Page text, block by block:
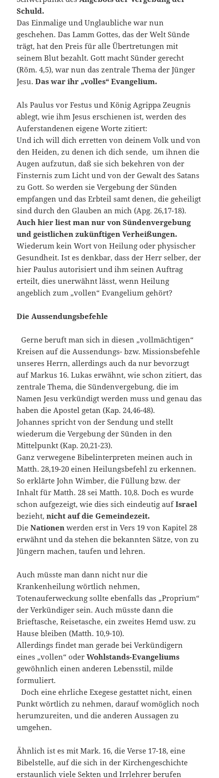
Schuld.
Das Einmalige und Unglaubliche war nun
geschehen. Das Lamm Gottes, das der Welt Sünde
trägt, hat den Preis für alle Übertretungen mit
seinem Blut bezahlt. Gott macht Sünder gerecht
(Röm. 4,5), war nun das zentrale Thema der Jünger
Jesu.Das war ihr „volles“ Evangelium.
Als Paulus vor Festus und König Agrippa Zeugnis
ablegt, wie ihm Jesus erschienen ist, werden des
Auferstandenen eigene Worte zitiert:
Und ich will dich erretten von deinem Volk und von
den Heiden, zu denen ich dich sende, um ihnen die
Augen aufzutun, daß sie sich bekehren von der
Finsternis zum Licht und von der Gewalt des Satans
zu Gott. So werden sie Vergebung der Sünden
empfangen und das Erbteil samt denen, die geheiligt
sind durch den Glauben an mich (Apg. 26,17-18).
Auch hier liest man nur von Sündenvergebung
und geistlichen zukünftigen Verheißungen.
Wiederum kein Wort von Heilung oder physischer
Gesundheit. Ist es denkbar, dass der Herr selber, der
hier Paulus autorisiert und ihm seinen Auftrag
erteilt, dies unerwähnt lässt, wenn Heilung
angeblich zum „vollen“ Evangelium gehört?
Die Aussendungsbefehle
Gerne beruft man sich in diesen „vollmächtigen“
Kreisen auf die Aussendungs- bzw. Missionsbefehle
unseres Herrn, allerdings auch da nur bevorzugt
auf Markus 16. Lukas erwähnt, wie schon zitiert, das
zentrale Thema, die Sündenvergebung, die im
Namen Jesu verkündigt werden muss und genau das
haben die Apostel getan (Kap. 24,46-48).
Johannes spricht von der Sendung und stellt
wiederum die Vergebung der Sünden in den
Mittelpunkt (Kap. 20,21-23).
Ganz verwegene Bibelinterpreten meinen auch in
Matth. 28,19-20 einen Heilungsbefehl zu erkennen.
So erklärte John Wimber, die Füllung bzw. der
Inhalt für Matth. 28 sei Matth. 10,8. Doch es wurde
schon aufgezeigt, wie dies sich eindeutig aufIsrael
bezieht,nicht auf die Gemeindezeit.
DieNationen werden erst in Vers 19 von Kapitel 28
erwähnt und da stehen die bekannten Sätze, von zu
Jüngern machen, taufen und lehren.
Auch müsste man dann nicht nur die
Krankenheilung wörtlich nehmen,
Totenauferweckung sollte ebenfalls das „Proprium“
der Verkündiger sein. Auch müsste dann die
Brieftasche, Reisetasche, ein zweites Hemd usw. zu
Hause bleiben (Matth. 10,9-10).
Allerdings findet man gerade bei Verkündigern
eines „vollen“ oderWohlstands-Evangeliums
gewöhnlich einen anderen Lebensstil, milde
formuliert.
Doch eine ehrliche Exegese gestattet nicht, einen
Punkt wörtlich zu nehmen, darauf womöglich noch
herumzureiten, und die anderen Aussagen zu
umgehen.
Ähnlich ist es mit Mark. 16, die Verse 17-18, eine
Bibelstelle, auf die sich in der Kirchengeschichte
erstaunlich viele Sekten und Irrlehrer berufen